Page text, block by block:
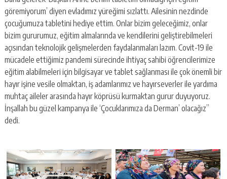
göremiyorum’ diyen evladımız yüreğimi sızlattı. Ailesinin nezdinde
çocuğumuza tabletini hediye ettim. Onlar bizim geleceğimiz, onlar
bizim gururumuz, eğitim almalarında ve kendilerini geliştirebilmeleri
açısından teknolojik gelişmelerden faydalanmaları lazım. Covit-19 ile
mücadele ettiğimiz pandemi sürecinde ihtiyaç sahibi öğrencilerimize
eğitim alabilmeleri için bilgisayar ve tablet sağlanması ile çok önemli bir
hayır işine vesile olmaktan, iş adamlarımız ve hayırseverler ile yardıma
muhtaç aileler arasında hayır köprüsü kurmaktan gurur duyuyoruz.
İnşallah bu güzel kampanya ile ‘Çocuklarımıza da Derman’ olacağız”
dedi.